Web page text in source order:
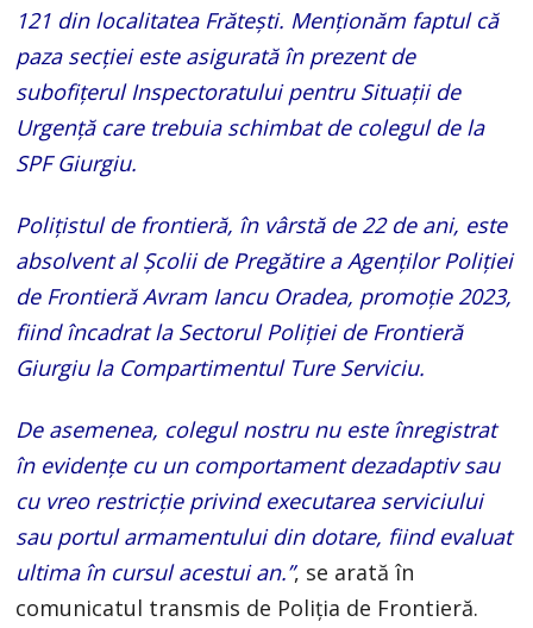
121 din localitatea Frătești. Menționăm faptul că
paza secției este asigurată în prezent de
subofițerul Inspectoratului pentru Situații de
Urgență care trebuia schimbat de colegul de la
SPF Giurgiu.
Polițistul de frontieră, în vârstă de 22 de ani, este
absolvent al Școlii de Pregătire a Agenților Poliției
de Frontieră Avram Iancu Oradea, promoție 2023,
fiind încadrat la Sectorul Poliției de Frontieră
Giurgiu la Compartimentul Ture Serviciu.
De asemenea, colegul nostru nu este înregistrat
în evidențe cu un comportament dezadaptiv sau
cu vreo restricție privind executarea serviciului
sau portul armamentului din dotare, fiind evaluat
ultima în cursul acestui an.”, se arată în
comunicatul transmis de Poliția de Frontieră.